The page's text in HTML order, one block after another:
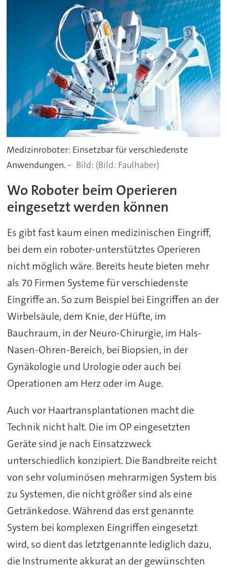
Medizinroboter: Einsetzbar für verschiedenste
Anwendungen. -
(Bild: Faulhaber)
Wo Roboter beim Operieren
eingesetzt werden können
Es gibt fast kaum einen medizinischen Eingriff,
bei dem ein roboter-unterstütztes Operieren
nicht möglich wäre. Bereits heute bieten mehr
als 70 Firmen Systeme für verschiedenste
Eingriffe an. So zum Beispiel bei Eingriffen an der
Wirbelsäule, dem Knie, der Hüfte, im
Bauchraum, in der Neuro-Chirurgie, im Hals-
Nasen-Ohren-Bereich, bei Biopsien, in der
Gynäkologie und Urologie oder auch bei
Operationen am Herz oder im Auge.
Auch vor Haartransplantationen macht die
Technik nicht halt. Die im OP eingesetzten
Geräte sind je nach Einsatzzweck
unterschiedlich konzipiert. Die Bandbreite reicht
von sehr voluminösen mehrarmigen System bis
zu Systemen, die nicht größer sind als eine
Getränkedose. Während das erst genannte
System bei komplexen Eingriffen eingesetzt
wird, so dient das letztgenannte lediglich dazu,
die Instrumente akkurat an der gewünschten